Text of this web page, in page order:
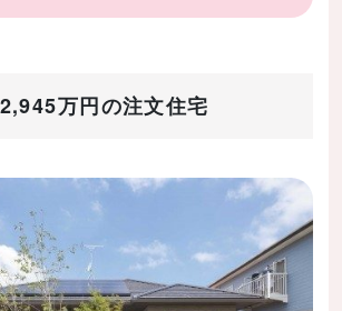
万円の注文住宅